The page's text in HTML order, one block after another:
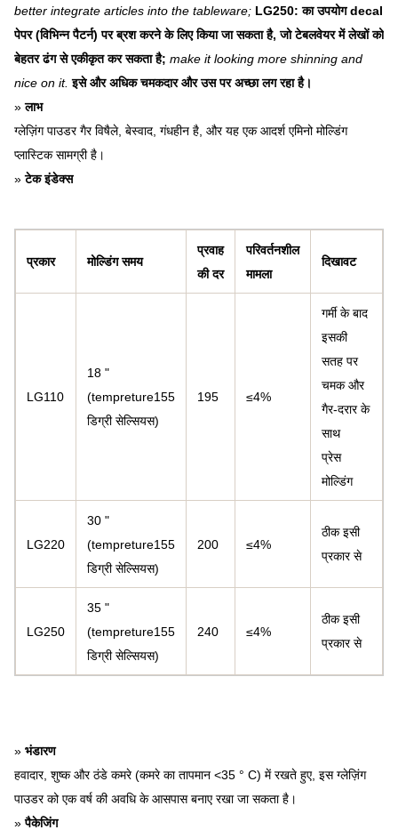
better integrate articles into the tableware; LG250: का उपयोग decal
पेपर (विभिन्न पैटर्न) पर ब्रश करने के लिए किया जा सकता है, जो टेबलवेयर में लेखों को
बेहतर ढंग से एकीकृत कर सकता है; make it looking more shinning and
nice on it. इसे और अधिक चमकदार और उस पर अच्छा लग रहा है।
»लाभ
ग्लेज़िंग पाउडर गैर विषैले, बेस्वाद, गंधहीन है, और यह एक आदर्श एमिनो मोल्डिंग
प्लास्टिक सामग्री है।
»टेक इंडेक्स
प्रकार मोल्डिंग समय
प्रवाह
की दर
परिवर्तनशील
मामला
दिखावट
LG110
18 "
(tempreture155
डिग्री सेल्सियस)
195 ≤4%
गर्मी के बाद
इसकी
सतह पर
चमक और
गैर-दरार के
साथ
प्रेस
मोल्डिंग
LG220
30 "
(tempreture155
डिग्री सेल्सियस)
200 ≤4%
ठीक इसी
प्रकार से
LG250
35 "
(tempreture155
डिग्री सेल्सियस)
240 ≤4%
ठीक इसी
प्रकार से
» भंडारण
हवादार, शुष्क और ठंडे कमरे (कमरे का तापमान <35 ° C) में रखते हुए, इस ग्लेज़िंग
पाउडर को एक वर्ष की अवधि के आसपास बनाए रखा जा सकता है।
»पैकेजिंग